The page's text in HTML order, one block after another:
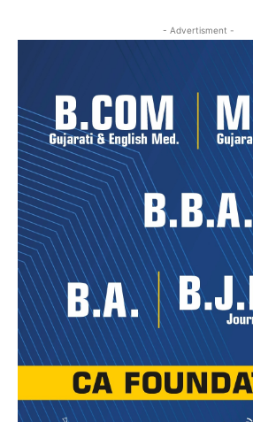
- Advertisment -